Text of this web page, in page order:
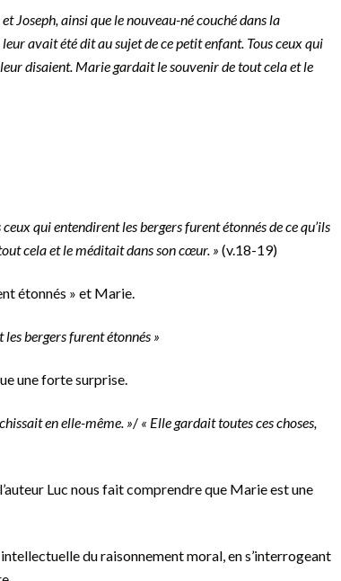
Joseph, ainsi que le nouveau-né couché dans la
avait été dit au sujet de ce petit enfant. Tous ceux qui
disaient. Marie gardait le souvenir de tout cela et le
ceux qui entendirent les bergers furent étonnés de ce qu’ils
cela et le méditait dans son cœur. » (v.18-19)
étonnés » et Marie.
bergers furent étonnés »
une forte surprise.
en elle-même. »/ « Elle gardait toutes ces choses,
Luc nous fait comprendre que Marie est une
du raisonnement moral, en s’interrogeant